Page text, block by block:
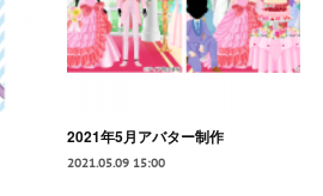
2021年5月アバター制作
2021.05.09 15:00